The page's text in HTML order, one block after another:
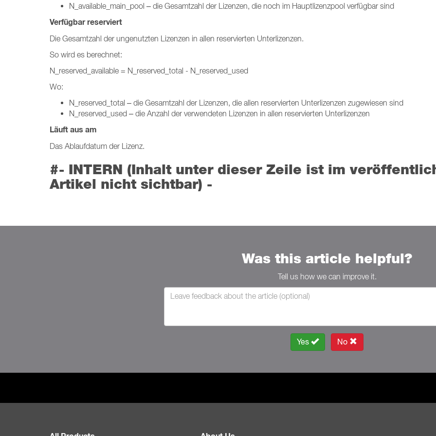
N_available_main_pool – die Gesamtzahl der Lizenzen, die noch im Hauptlizenzpool verfügbar sind
Verfügbar reserviert
Die Gesamtzahl der ungenutzten Lizenzen in allen reservierten Unterlizenzen.
So wird es berechnet:
N_reserved_available = N_reserved_total - N_reserved_used
Wo:
N_reserved_total – die Gesamtzahl der Lizenzen, die allen reservierten Unterlizenzen zugewiesen sind
N_reserved_used – die Anzahl der verwendeten Lizenzen in allen reservierten Unterlizenzen
Läuft aus am
Das Ablaufdatum der Lizenz.
#- INTERN (Inhalt unter dieser Zeile ist im
Artikel nicht sichtbar) -
Was this article helpful?
Tell us how we can improve it.
Yes No